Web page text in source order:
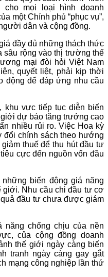
mọi loại hình doanh
một Chính phủ “phục vụ”,
dân và cộng đồng.
đầy đủ những thách thức
sâu rộng vào thị trường thế
mại đòi hỏi Việt Nam
quyết liệt, phải kịp thời
động để đáp ứng nhu cầu
khu vực tiếp tục diễn biến
dự báo tăng trưởng cao
nhiều rủi ro. Việc Hoa kỳ
đổi chính sách theo hướng
thuế để thu hút đầu tư
cực đến nguồn vốn đầu
biến động giá năng
giới. Nhu cầu chi đầu tư cơ
đầu tư chưa được giám
chống chịu của nền
của cộng đồng doanh
thế giới ngày càng biến
tranh ngày càng gay gắt
mạng công nghiệp lần thứ